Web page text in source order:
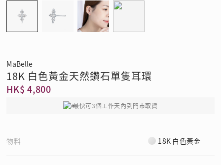
MaBelle
18K 白色黃金天然鑽石單隻耳環
HK$ 4,800
最快可3個工作天內到門市取貨
物料 18K 白色黃金